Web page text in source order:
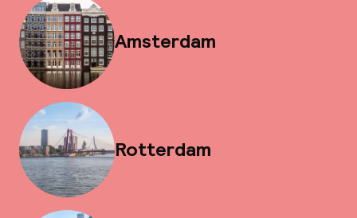
Amsterdam
Rotterdam